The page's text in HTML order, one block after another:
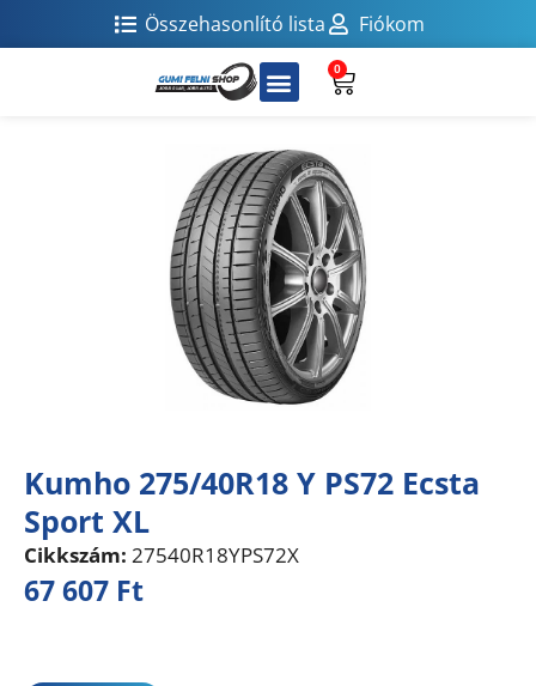
Összehasonlító lista Fiókom
0
Kumho 275/40R18 Y PS72 Ecsta
Sport XL
Cikkszám: 27540R18YPS72X
67 607 Ft